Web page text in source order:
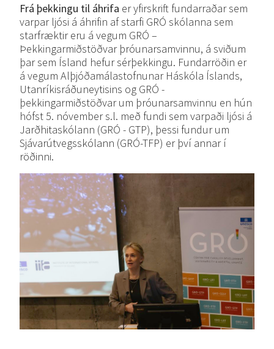
Frá þekkingu til áhrifa er yfirskrift fundarraðar sem
varpar ljósi á áhrifin af starfi GRÓ skólanna sem
starfræktir eru á vegum GRÓ –
Þekkingarmiðstöðvar þróunarsamvinnu, á sviðum
þar sem Ísland hefur sérþekkingu. Fundarröðin er
á vegum Alþjóðamálastofnunar Háskóla Íslands,
Utanríkisráðuneytisins og GRÓ -
þekkingarmiðstöðvar um þróunarsamvinnu en hún
hófst 5. nóvember s.l. með fundi sem varpaði ljósi á
Jarðhitaskólann (GRÓ - GTP), þessi fundur um
Sjávarútvegsskólann (GRÓ-TFP) er því annar í
röðinni.